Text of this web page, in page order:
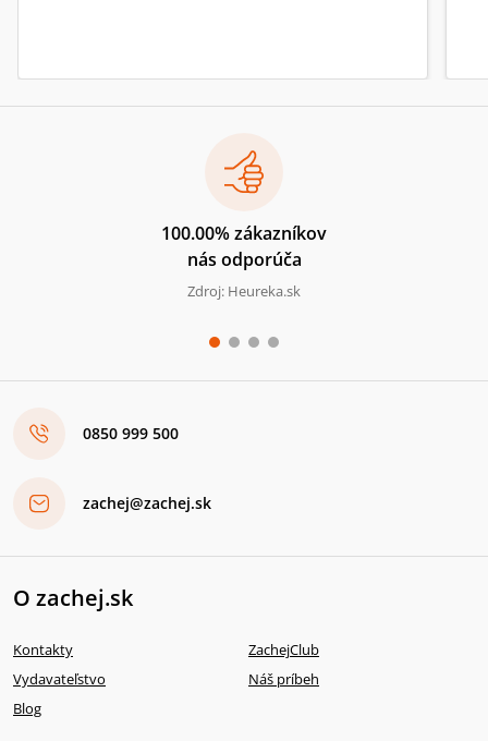
100.00% zákazníkov
nás odporúča
Zdroj: Heureka.sk
0850 999 500
zachej@zachej.sk
O zachej.sk
Kontakty
ZachejClub
Vydavateľstvo
Náš príbeh
Blog